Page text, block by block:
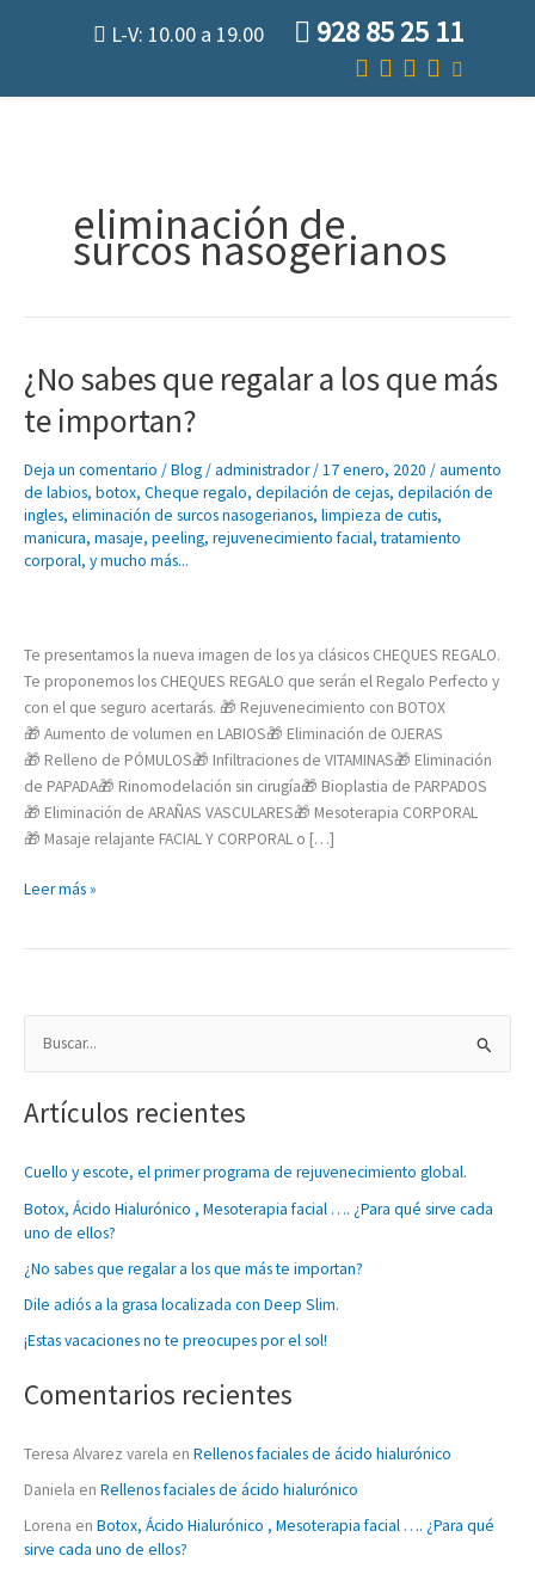
eliminación de
surcos nasogerianos
¿No sabes que regalar a los que más
te importan?
Deja un comentario /Blog/administrador/17 enero, 2020 /aumento
de labios, botox, Cheque regalo, depilación de cejas, depilación de
ingles, eliminación de surcos nasogerianos, limpieza de cutis,
manicura, masaje, peeling, rejuvenecimiento facial,tratamiento
corporal, y mucho más...
Te presentamos la nueva imagen de los ya clásicos CHEQUES REGALO.
Te proponemos los CHEQUES REGALO que serán el Regalo Perfecto y
con el que seguro acertarás. 🎁 Rejuvenecimiento con BOTOX
🎁 Aumento de volumen en LABIOS🎁 Eliminación de OJERAS
🎁 Relleno de PÓMULOS🎁 Infiltraciones de VITAMINAS🎁 Eliminación
de PAPADA🎁 Rinomodelación sin cirugía🎁 Bioplastia de PARPADOS
🎁 Eliminación de ARAÑAS VASCULARES🎁 Mesoterapia CORPORAL
🎁 Masaje relajante FACIAL Y CORPORAL o […]
¿No
sabes
que
a
los
que
más
Leer más »
s
a
r
p
o
r
:
Artículos recientes
Cuello y escote, el primer programa de rejuvenecimiento global.
Botox, Ácido Hialurónico , Mesoterapia facial …. ¿Para qué sirve cada
uno de ellos?
¿No sabes que regalar a los que más te importan?
Dile adiós a la grasa localizada con Deep Slim.
¡Estas vacaciones no te preocupes por el sol!
Comentarios recientes
Teresa Alvarez varela en Rellenos faciales de ácido hialurónico
Daniela en Rellenos faciales de ácido hialurónico
Lorena en Botox, Ácido Hialurónico , Mesoterapia facial …. ¿Para qué
sirve cada uno de ellos?
L-V: 10.00 a 19.00 928 85 25 11